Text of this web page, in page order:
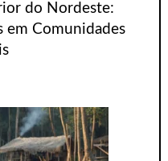
do Nordeste:
em Comunidades